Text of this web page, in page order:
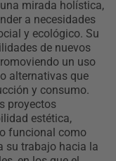
mirada holística,
a necesidades
y ecológico. Su
de nuevos
un uso
alternativas que
y consumo.
proyectos
estética,
funcional como
su trabajo hacia la